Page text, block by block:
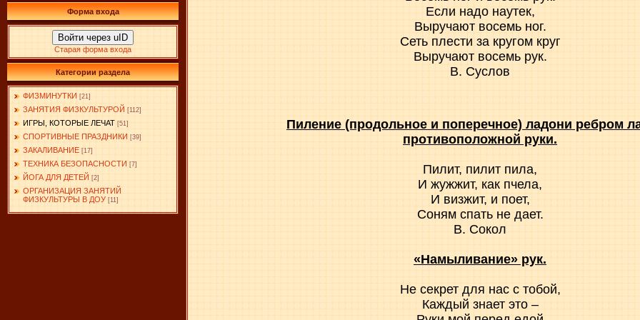
Форма входа
Войти через uID
Старая форма входа
Категории раздела
ФИЗМИНУТКИ [21]
ЗАНЯТИЯ ФИЗКУЛЬТУРОЙ [112]
ИГРЫ, КОТОРЫЕ ЛЕЧАТ [51]
СПОРТИВНЫЕ ПРАЗДНИКИ [39]
ЗАКАЛИВАНИЕ [17]
ТЕХНИКА БЕЗОПАСНОСТИ [7]
ЙОГА ДЛЯ ДЕТЕЙ [2]
ОРГАНИЗАЦИЯ ЗАНЯТИЙ
ФИЗКУЛЬТУРЫ В ДОУ [11]
Если надо наутек,
Выручают восемь ног.
Сеть плести за кругом круг
Выручают восемь рук.
В. Суслов
Пиление (продольное и поперечное) ладони ребром
противоположной руки.
Пилит, пилит пила,
И жужжит, как пчела,
И визжит, и поет,
Соням спать не дает.
В. Сокол
«Намыливание» рук.
Не секрет для нас с тобой,
Каждый знает это –